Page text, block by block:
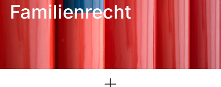
Familienrecht